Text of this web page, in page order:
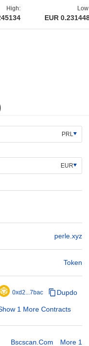
PRL
EUR
perle.xyz
Token
0xd2...7bac Dupdo
1 More Contracts
Bscscan.com More 1
High:
EUR
aproximadamente
#354 globalmente por
más amplio.